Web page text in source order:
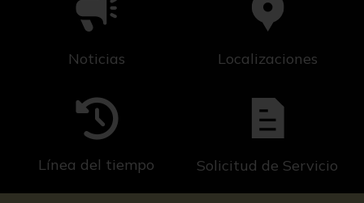
Noticias Localizaciones
Línea del tiempo Solicitud de Servicio